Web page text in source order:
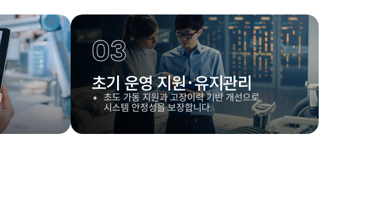
03
초기 운영 지원·유지관리
초도 가동 지원과 고장이력 기반 개선으로
시스템 안정성을 보장합니다.